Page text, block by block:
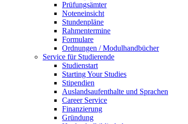
Prüfungsämter
Noteneinsicht
Stundenpläne
Rahmentermine
Formulare
Ordnungen / Modulhandbücher
Service für Studierende
Studienstart
Starting Your Studies
Stipendien
Auslandsaufenthalte und Sprachen
Career Service
Finanzierung
Gründung